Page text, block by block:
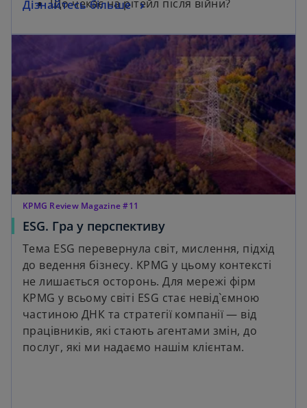
Що чекає на рітейл після війни?
Дізнайтесь більше
KPMG Review Magazine #11
ESG. Гра у перспективу​
Тема ESG перевернула світ, мислення, підхід
до ведення бізнесу. KPMG у цьому контексті
не лишається осторонь. Для мережі фірм
KPMG у всьому світі ESG стає невід`ємною
частиною ДНК та стратегії компанії — від
працівників, які стають агентами змін, до
послуг, які ми надаємо нашім клієнтам.